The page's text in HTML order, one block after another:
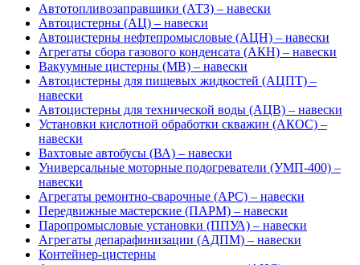
Автотопливозаправщики (АТЗ) – навески
Автоцистерны (АЦ) – навески
Автоцистерны нефтепромысловые (АЦН) – навески
Агрегаты сбора газового конденсата (АКН) – навески
Вакуумные цистерны (МВ) – навески
Автоцистерны для пищевых жидкостей (АЦПТ) –
навески
Автоцистерны для технической воды (АЦВ) – навески
Установки кислотной обработки скважин (АКОС) –
навески
Вахтовые автобусы (ВА) – навески
Универсальные моторные подогреватели (УМП-400) –
навески
Агрегаты ремонтно-сварочные (АРС) – навески
Передвижные мастерские (ПАРМ) – навески
Паропромысловые установки (ППУА) – навески
Агрегаты депарафинизации (АДПМ) – навески
Контейнер-цистерны